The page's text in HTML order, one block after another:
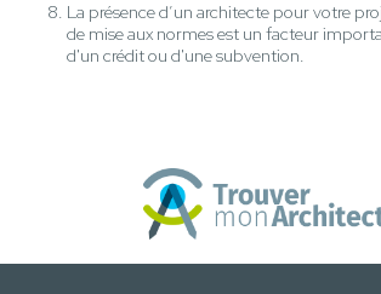
La présence d’un architecte pour votre
de mise aux normes est un facteur
d'un crédit ou d'une subvention.